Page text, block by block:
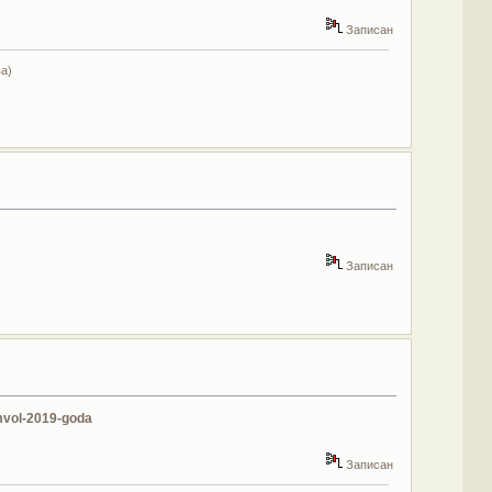
Записан
Записан
2019-goda
Записан